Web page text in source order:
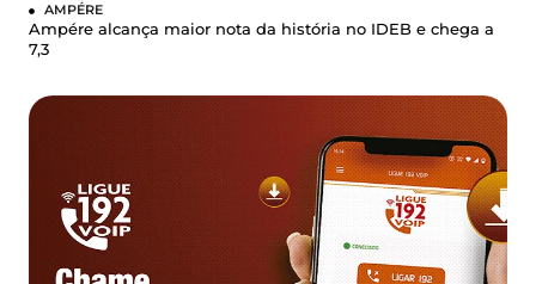
AMPÉRE
Ampére alcança maior nota da história no IDEB e chega a
7,3